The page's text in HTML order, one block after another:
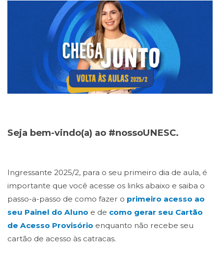
Seja bem-vindo(a) ao #nossoUNESC.
Ingressante 2025/2, para o seu primeiro dia de aula, é
importante que você acesse os links abaixo e saiba o
passo-a-passo de como fazer o primeiro acesso ao
seu Painel do Aluno e de como gerar seu Cartão
de Acesso Provisório enquanto não recebe seu
cartão de acesso às catracas.